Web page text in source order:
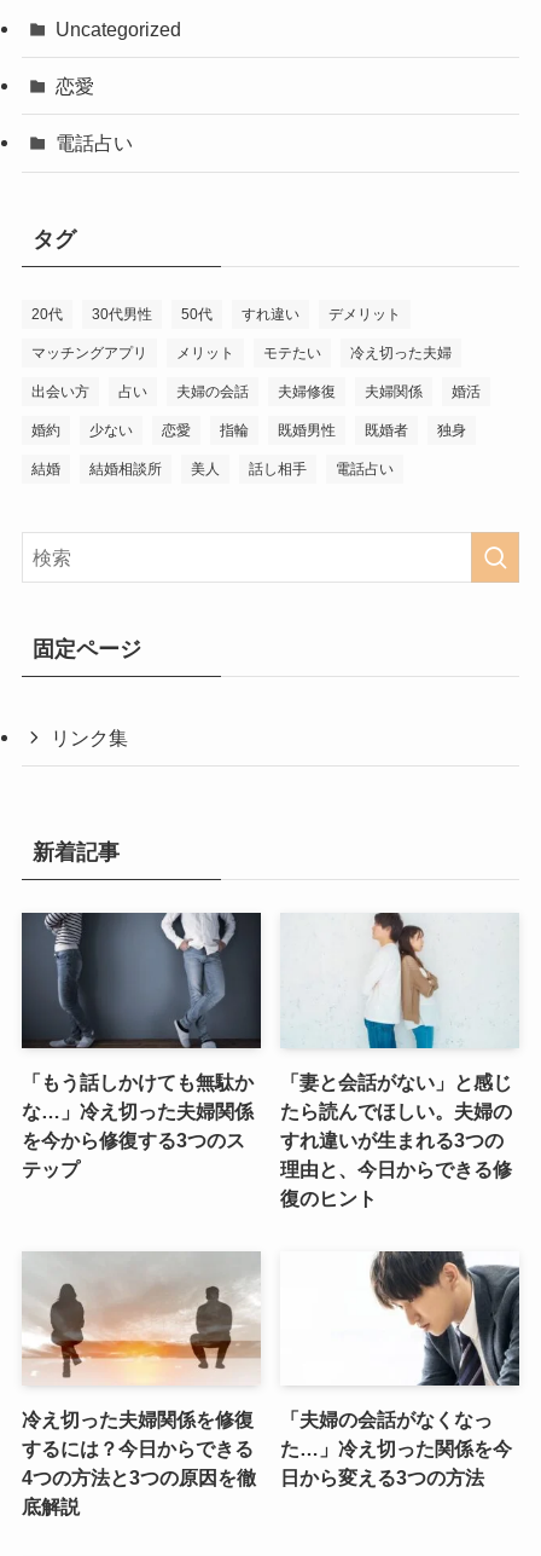
Uncategorized
恋愛
電話占い
タグ
20代 30代男性 50代 すれ違い デメリット
マッチングアプリ メリット モテたい 冷え切った夫婦
出会い方 占い 夫婦の会話 夫婦修復 夫婦関係 婚活
婚約 少ない 恋愛 指輪 既婚男性 既婚者 独身
結婚 結婚相談所 美人 話し相手 電話占い
固定ページ
リンク集
新着記事
「もう話しかけても無駄か
な…」冷え切った夫婦関係
を今から修復する3つのス
テップ
「妻と会話がない」と感じ
たら読んでほしい。夫婦の
すれ違いが生まれる3つの
理由と、今日からできる修
復のヒント
冷え切った夫婦関係を修復
するには？今日からできる
4つの方法と3つの原因を徹
底解説
「夫婦の会話がなくなっ
た…」冷え切った関係を今
日から変える3つの方法